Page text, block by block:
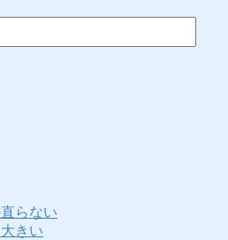
らない
きい